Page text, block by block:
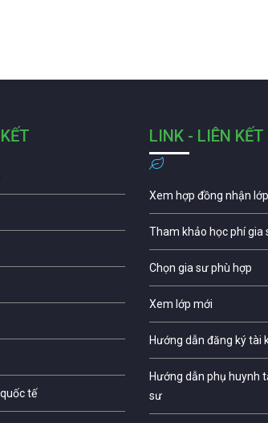
tế
LINK - LIÊN KẾT
Xem hợp đồng nhận lớp
Tham khảo học phí gia
Chọn gia sư phù hợp
Xem lớp mới
Hướng dẫn đăng ký tài
Hướng dẫn phụ huynh
sư